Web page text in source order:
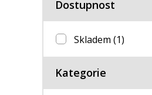
Dostupnost
Skladem (1)
Kategorie